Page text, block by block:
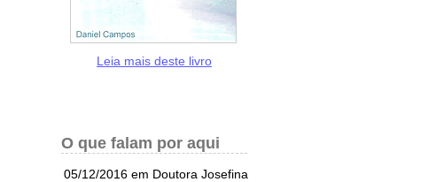
Leia mais deste livro
O que falam por aqui
05/12/2016 em Doutora Josefina